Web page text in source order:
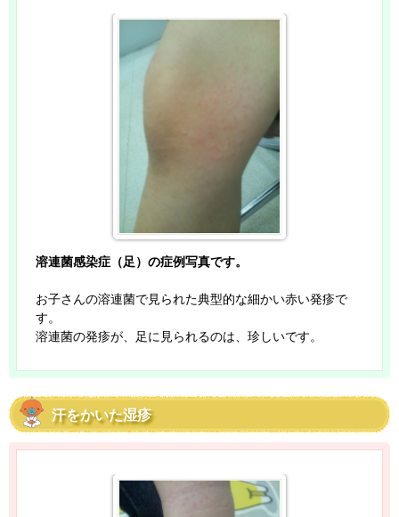
溶連菌感染症（足）の症例写真です。
お子さんの溶連菌で見られた典型的な細かい赤い発疹で
す。
溶連菌の発疹が、足に見られるのは、珍しいです。
汗をかいた湿疹